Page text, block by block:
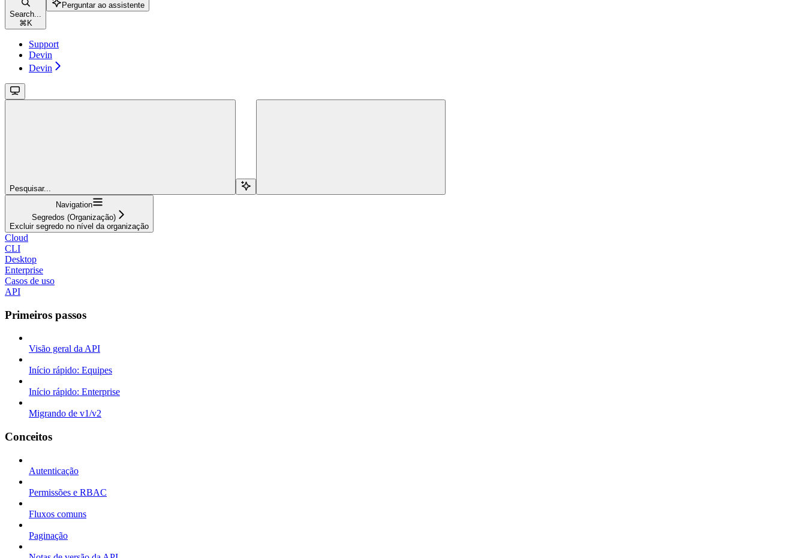
Search...
⌘ K
Perguntar ao assistente
Support
Devin
Devin
Pesquisar...
Navigation
Segredos (Organização)
Excluir segredo no nível da organização
Cloud
CLI
Desktop
Enterprise
Casos de uso
API
Primeiros passos
Visão geral da API
Início rápido: Equipes
Início rápido: Enterprise
Migrando de v1/v2
Conceitos
Autenticação
Permissões e RBAC
Fluxos comuns
Paginação